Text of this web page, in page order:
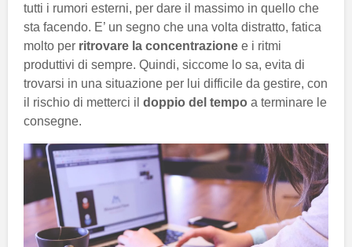
tutti i rumori esterni, per dare il massimo in quello che
sta facendo. E’ un segno che una volta distratto, fatica
molto per ritrovare la concentrazione e i ritmi
produttivi di sempre. Quindi, siccome lo sa, evita di
trovarsi in una situazione per lui difficile da gestire, con
il rischio di metterci il doppio del tempo a terminare le
consegne.